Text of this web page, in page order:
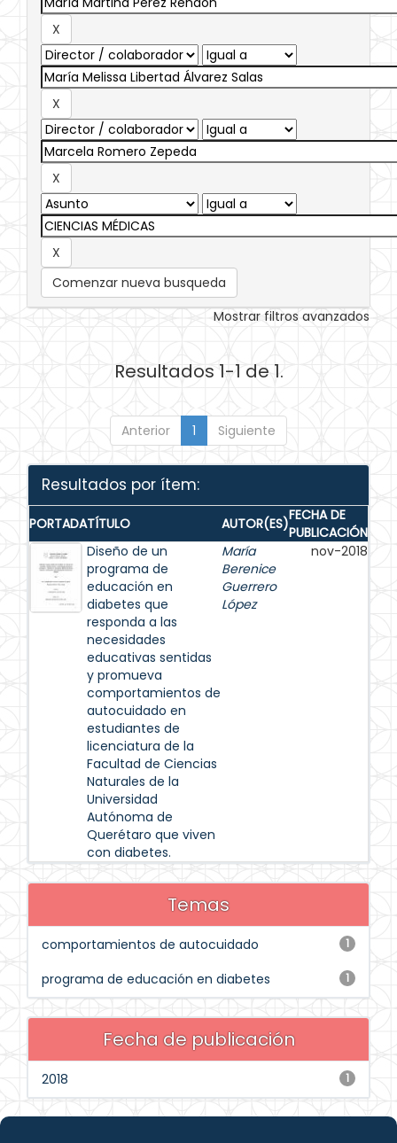
Comenzar nueva busqueda
Mostrar filtros avanzados
Resultados 1-1 de 1.
Anterior 1 Siguiente
Resultados por ítem:
PORTADATÍTULO AUTOR(ES)FECHA DE
PUBLICACIÓN
Diseño de un
programa de
educación en
diabetes que
responda a las
necesidades
educativas sentidas
y promueva
comportamientos de
autocuidado en
estudiantes de
licenciatura de la
Facultad de Ciencias
Naturales de la
Universidad
Autónoma de
Querétaro que viven
con diabetes.
María
Berenice
Guerrero
López
nov-2018
Temas
1
comportamientos de autocuidado
1
programa de educación en diabetes
Fecha de publicación
1
2018